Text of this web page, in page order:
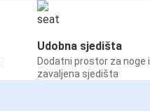
Udobna sjedišta
Dodatni prostor za noge i
zavaljena sjedišta